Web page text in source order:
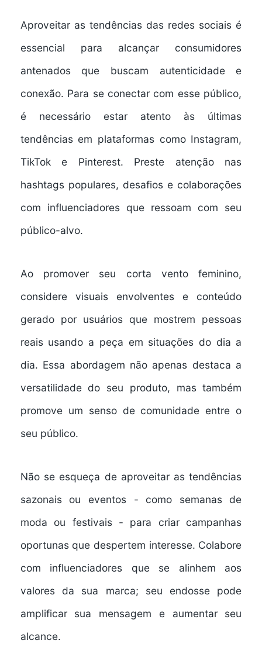
Aproveitar as tendências das redes sociais é
essencial para alcançar consumidores
antenados que buscam autenticidade e
conexão. Para se conectar com esse público,
é necessário estar atento às últimas
tendências em plataformas como Instagram,
TikTok e Pinterest. Preste atenção nas
hashtags populares, desafios e colaborações
com influenciadores que ressoam com seu
público-alvo.
Ao promover seu corta vento feminino,
considere visuais envolventes e conteúdo
gerado por usuários que mostrem pessoas
reais usando a peça em situações do dia a
dia. Essa abordagem não apenas destaca a
versatilidade do seu produto, mas também
promove um senso de comunidade entre o
seu público.
Não se esqueça de aproveitar as tendências
sazonais ou eventos - como semanas de
moda ou festivais - para criar campanhas
oportunas que despertem interesse. Colabore
com influenciadores que se alinhem aos
valores da sua marca; seu endosse pode
amplificar sua mensagem e aumentar seu
alcance.